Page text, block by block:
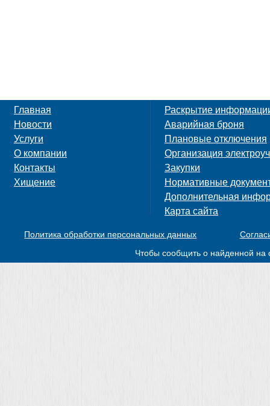
Главная
Новости
Услуги
О компании
Контакты
Хищение
Раскрытие
Аварийная броня
Плановые отключения
Организация
Закупки
Нормативные
Дополнительная
Карта сайта
Политика обработки персональных данных
Чтобы сообщить о найденной на